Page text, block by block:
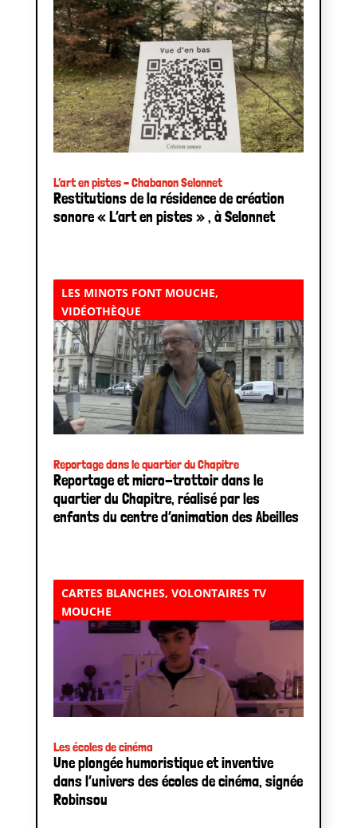
L’art en pistes – Chabanon Selonnet
Restitutions de la résidence de création
sonore « L’art en pistes » , à Selonnet
Reportage dans le quartier du Chapitre
LES MINOTS FONT MOUCHE,
VIDÉOTHÈQUE
Reportage et micro-trottoir dans le
quartier du Chapitre, réalisé par les
enfants du centre d’animation des Abeilles
Les écoles de cinéma
CARTES BLANCHES, VOLONTAIRES TV
MOUCHE
Une plongée humoristique et inventive
dans l’univers des écoles de cinéma, signée
Robinsou